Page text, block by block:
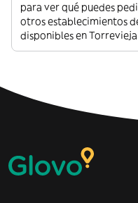
para ver qué puedes
otros establecimientos
disponibles en